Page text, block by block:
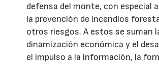
defensa del monte, con especial
la prevención de incendios
otros riesgos. A estos se suman
dinamización económica y el
el impulso a la información, la